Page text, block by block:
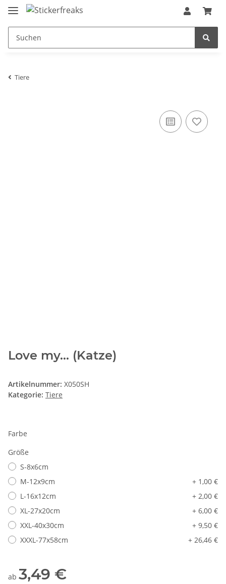
Tiere
Love my… (Katze)
Artikelnummer: X050SH
Kategorie: Tiere
Farbe
Größe
S-8x6cm
M-12x9cm
+ 1,00 €
L-16x12cm
+ 2,00 €
XL-27x20cm
+ 6,00 €
XXL-40x30cm
+ 9,50 €
XXXL-77x58cm
+ 26,46 €
ab 3,49 €